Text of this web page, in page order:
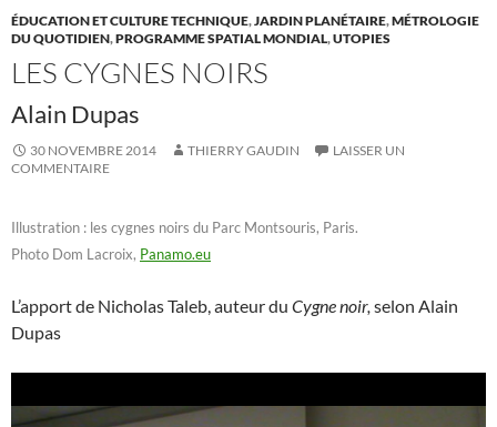
ÉDUCATION ET CULTURE TECHNIQUE,JARDIN PLANÉTAIRE,MÉTROLOGIE
DU QUOTIDIEN,PROGRAMME SPATIAL MONDIAL,UTOPIES
LES CYGNES NOIRS
Alain Dupas
30 NOVEMBRE 2014 THIERRY GAUDIN
LAISSER UN
COMMENTAIRE
Illustration : les cygnes noirs du Parc Montsouris, Paris.
Photo Dom Lacroix, Panamo.eu
L’apport de Nicholas Taleb, auteur du Cygne noir, selon Alain
Dupas